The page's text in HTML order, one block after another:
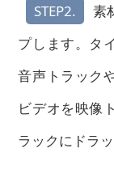
STEP2.
素
プします。タ
音声トラック
ビデオを映像
ラックにドラッ